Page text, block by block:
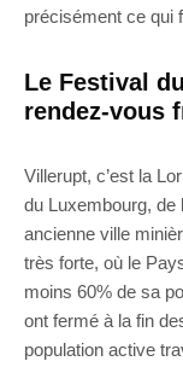
précisément ce qui
Le Festival
rendez-vous
Villerupt, c’est la
du Luxembourg, de
ancienne ville
très forte, où le
moins 60% de sa
ont fermé à la fin
population active